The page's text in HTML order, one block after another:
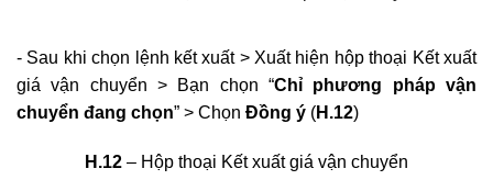
H.10– Giao diện Kết xuất chi phí vận chuyển
tại vị trí bất kỳ trên bảng tính vận chuyển > để chọn lệnh kết